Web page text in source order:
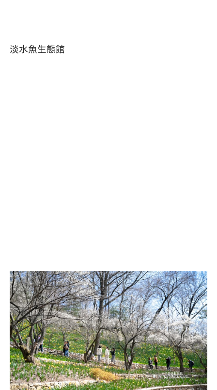
淡水魚生態館